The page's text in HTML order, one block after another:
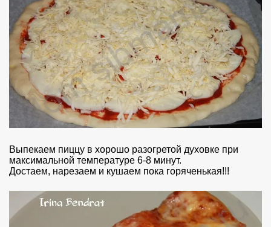
Выпекаем пиццу в хорошо разогретой духовке при
максимальной температуре 6-8 минут.
Достаем, нарезаем и кушаем пока горяченькая!!!